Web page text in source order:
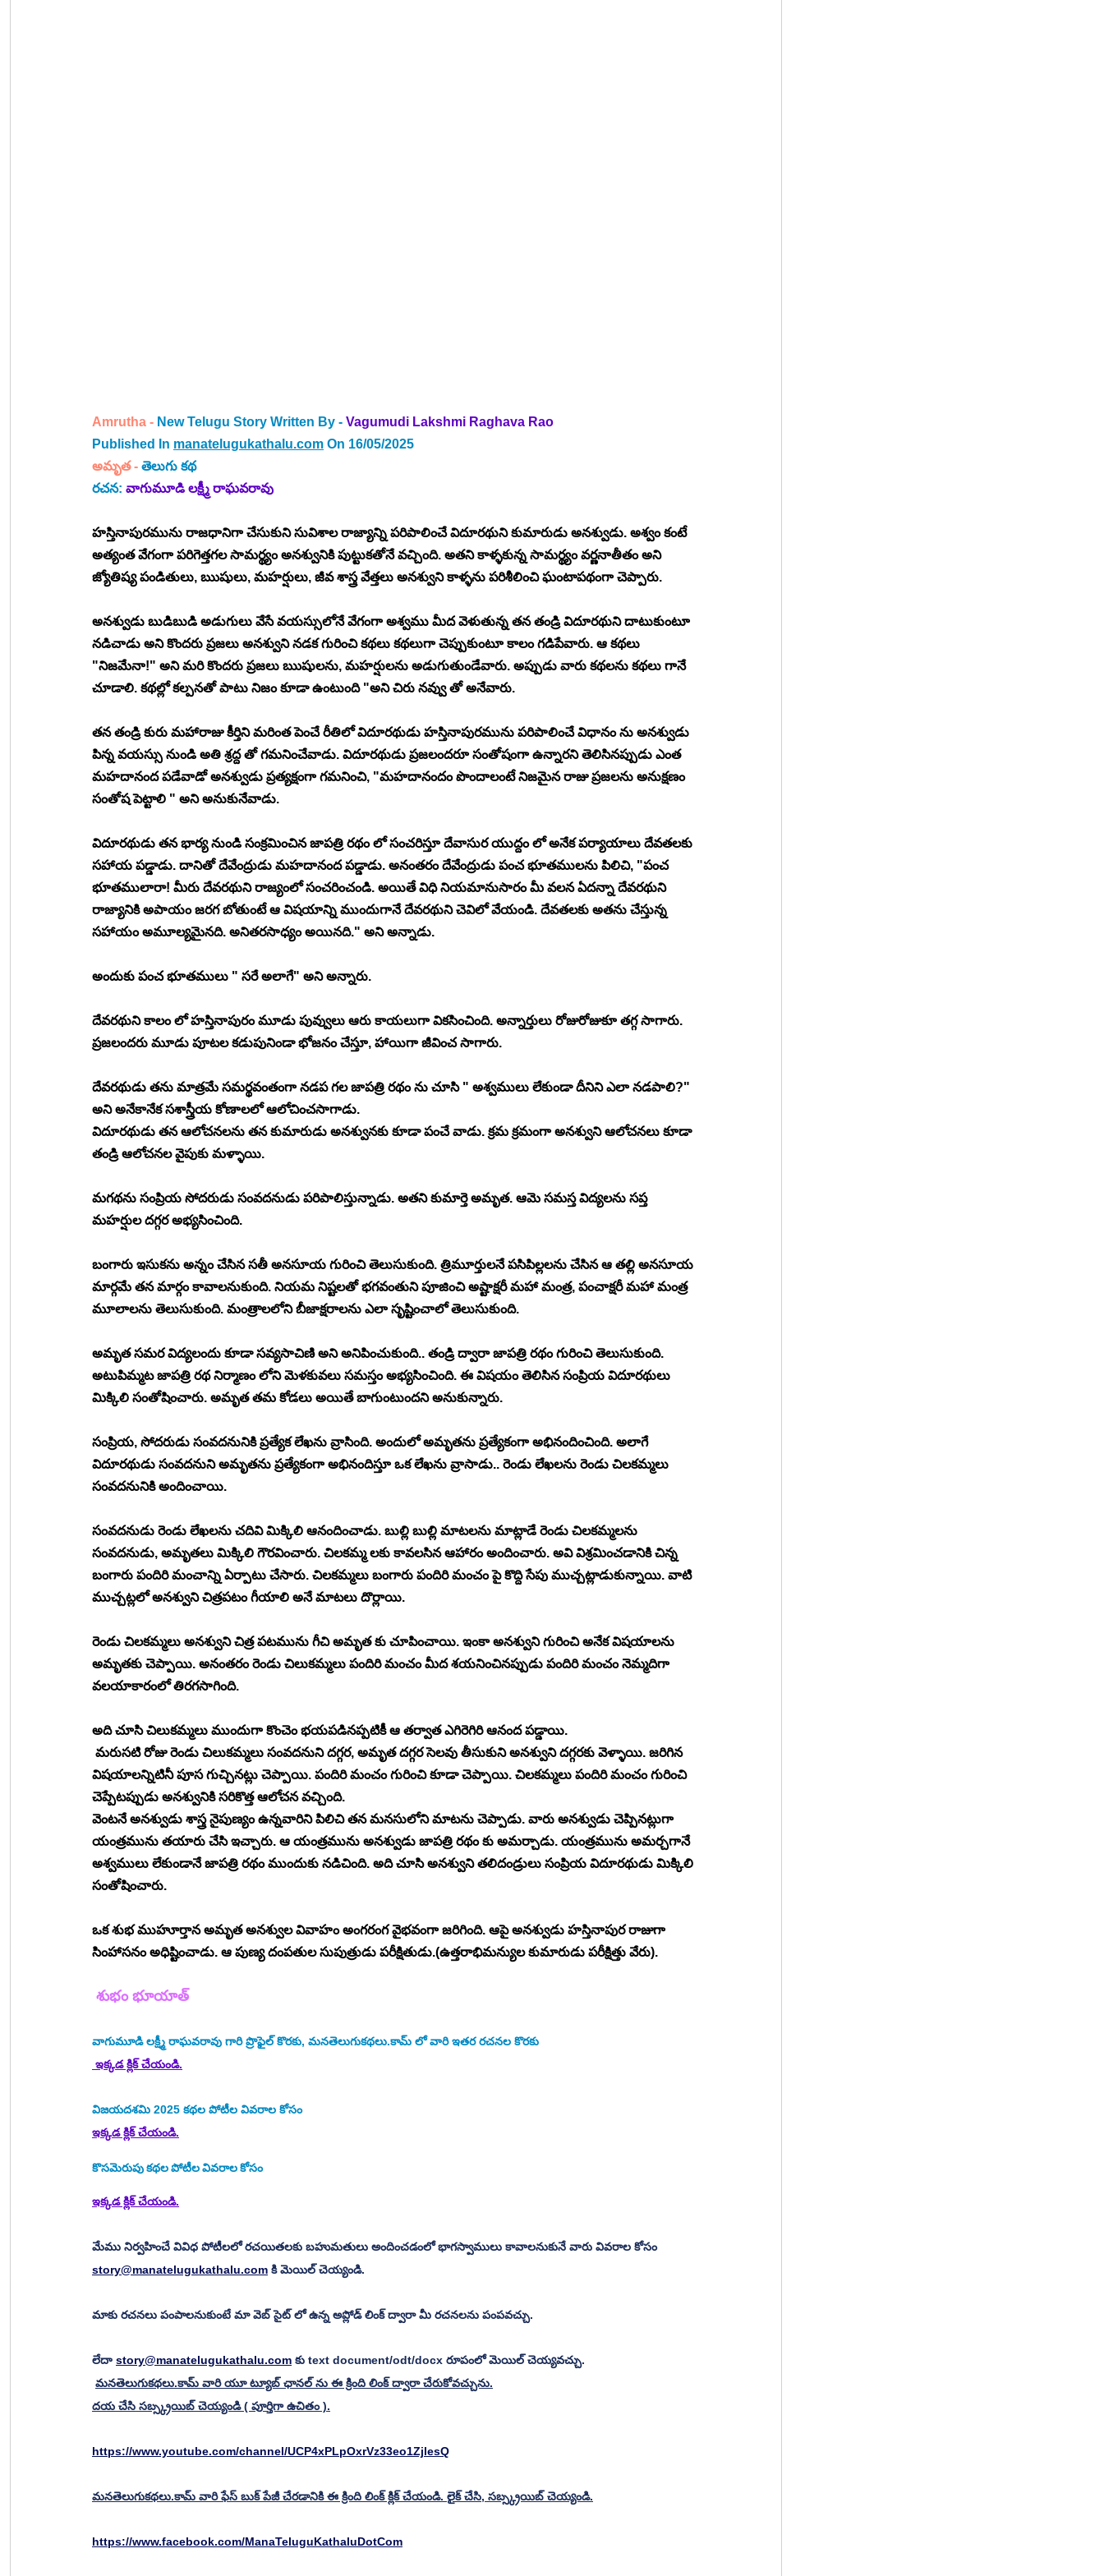
Amrutha - New Telugu Story Written By - Vagumudi Lakshmi Raghava Rao
Published In manatelugukathalu.com On 16/05/2025
అమృత - తెలుగు కథ
రచన: వాగుమూడి లక్ష్మీ రాఘవరావు
హస్తినాపురమును రాజధానిగా చేసుకుని సువిశాల రాజ్యాన్ని పరిపాలించే విదూరథుని కుమారుడు అనశ్వుడు. అశ్వం కంటే
అత్యంత వేగంగా పరిగెత్తగల సామర్థ్యం అనశ్వునికి పుట్టుకతోనే వచ్చింది. అతని కాళ్ళకున్న సామర్థ్యం వర్ణనాతీతం అని
జ్యోతిష్య పండితులు, ఋషులు, మహర్షులు, జీవ శాస్త్ర వేత్తలు అనశ్వుని కాళ్ళను పరిశీలించి ఘంటాపథంగా చెప్పారు.
అనశ్వుడు బుడిబుడి అడుగులు వేసే వయస్సులోనే వేగంగా అశ్వము మీద వెళుతున్న తన తండ్రి విదూరథుని దాటుకుంటూ
నడిచాడు అని కొందరు ప్రజలు అనశ్వుని నడక గురించి కథలు కథలుగా చెప్పుకుంటూ కాలం గడిపేవారు. ఆ కథలు
"నిజమేనా!" అని మరి కొందరు ప్రజలు ఋషులను, మహర్షులను అడుగుతుండేవారు. అప్పుడు వారు కథలను కథలు గానే
చూడాలి. కథల్లో కల్పనతో పాటు నిజం కూడా ఉంటుంది "అని చిరు నవ్వు తో అనేవారు.
తన తండ్రి కురు మహారాజు కీర్తిని మరింత పెంచే రీతిలో విదూరథుడు హస్తినాపురమును పరిపాలించే విధానం ను అనశ్వుడు
పిన్న వయస్సు నుండి అతి శ్రద్ద తో గమనించేవాడు. విదూరథుడు ప్రజలందరూ సంతోషంగా ఉన్నారని తెలిసినప్పుడు ఎంత
మహదానంద పడేవాడో అనశ్వుడు ప్రత్యక్షంగా గమనించి, "మహదానందం పొందాలంటే నిజమైన రాజు ప్రజలను అనుక్షణం
సంతోష పెట్టాలి " అని అనుకునేవాడు.
విదూరథుడు తన భార్య నుండి సంక్రమించిన జాపత్రి రథం లో సంచరిస్తూ దేవాసుర యుద్దం లో అనేక పర్యాయాలు దేవతలకు
సహాయ పడ్డాడు. దానితో దేవేంద్రుడు మహదానంద పడ్డాడు. అనంతరం దేవేంద్రుడు పంచ భూతములను పిలిచి, "పంచ
భూతములారా! మీరు దేవరథుని రాజ్యంలో సంచరించండి. అయితే విధి నియమానుసారం మీ వలన ఏదన్నా దేవరథుని
రాజ్యానికి అపాయం జరగ బోతుంటే ఆ విషయాన్ని ముందుగానే దేవరథుని చెవిలో వేయండి. దేవతలకు అతను చేస్తున్న
సహాయం అమూల్యమైనది. అనితరసాధ్యం అయినది." అని అన్నాడు.
అందుకు పంచ భూతములు " సరే అలాగే" అని అన్నారు.
దేవరథుని కాలం లో హస్తినాపురం మూడు పువ్వులు ఆరు కాయలుగా వికసించింది. అన్నార్తులు రోజురోజుకూ తగ్గ సాగారు.
ప్రజలందరు మూడు పూటల కడుపునిండా భోజనం చేస్తూ, హాయిగా జీవించ సాగారు.
దేవరథుడు తను మాత్రమే సమర్థవంతంగా నడప గల జాపత్రి రథం ను చూసి " అశ్వములు లేకుండా దీనిని ఎలా నడపాలి?"
అని అనేకానేక సశాస్త్రీయ కోణాలలో ఆలోచించసాగాడు.
విదూరథుడు తన ఆలోచనలను తన కుమారుడు అనశ్వునకు కూడా పంచే వాడు. క్రమ క్రమంగా అనశ్వుని ఆలోచనలు కూడా
తండ్రి ఆలోచనల వైపుకు మళ్ళాయి.
మగథను సంప్రియ సోదరుడు సంవదనుడు పరిపాలిస్తున్నాడు. అతని కుమార్తె అమృత. ఆమె సమస్త విద్యలను సప్త
మహర్షుల దగ్గర అభ్యసించింది.
బంగారు ఇసుకను అన్నం చేసిన సతీ అనసూయ గురించి తెలుసుకుంది. త్రిమూర్తులనే పసిపిల్లలను చేసిన ఆ తల్లి అనసూయ
మార్గమే తన మార్గం కావాలనుకుంది. నియమ నిష్టలతో భగవంతుని పూజించి అష్టాక్షరీ మహా మంత్ర, పంచాక్షరీ మహా మంత్ర
మూలాలను తెలుసుకుంది. మంత్రాలలోని బీజాక్షరాలను ఎలా సృష్టించాలో తెలుసుకుంది.
అమృత సమర విద్యలందు కూడా సవ్యసాచిణి అని అనిపించుకుంది.. తండ్రి ద్వారా జాపత్రి రథం గురించి తెలుసుకుంది.
అటుపిమ్మట జాపత్రి రథ నిర్మాణం లోని మెళకువలు సమస్తం అభ్యసించింది. ఈ విషయం తెలిసిన సంప్రియ విదూరథులు
మిక్కిలి సంతోషించారు. అమృత తమ కోడలు అయితే బాగుంటుందని అనుకున్నారు.
సంప్రియ, సోదరుడు సంవదనునికి ప్రత్యేక లేఖను వ్రాసింది. అందులో అమృతను ప్రత్యేకంగా అభినందించింది. అలాగే
విదూరథుడు సంవదనుని అమృతను ప్రత్యేకంగా అభినందిస్తూ ఒక లేఖను వ్రాసాడు.. రెండు లేఖలను రెండు చిలకమ్మలు
సంవదనునికి అందించాయి.
సంవదనుడు రెండు లేఖలను చదివి మిక్కిలి ఆనందించాడు. బుల్లి బుల్లి మాటలను మాట్లాడే రెండు చిలకమ్మలను
సంవదనుడు, అమృతలు మిక్కిలి గౌరవించారు. చిలకమ్మ లకు కావలసిన ఆహారం అందించారు. అవి విశ్రమించడానికి చిన్న
బంగారు పందిరి మంచాన్ని ఏర్పాటు చేసారు. చిలకమ్మలు బంగారు పందిరి మంచం పై కొద్ది సేపు ముచ్చట్లాడుకున్నాయి. వాటి
ముచ్చట్లలో అనశ్వుని చిత్రపటం గీయాలి అనే మాటలు దొర్లాయి.
రెండు చిలకమ్మలు అనశ్వుని చిత్ర పటమును గీచి అమృత కు చూపించాయి. ఇంకా అనశ్వుని గురించి అనేక విషయాలను
అమృతకు చెప్పాయి. అనంతరం రెండు చిలుకమ్మలు పందిరి మంచం మీద శయనించినప్పుడు పందిరి మంచం నెమ్మదిగా
వలయాకారంలో తిరగసాగింది.
అది చూసి చిలుకమ్మలు ముందుగా కొంచెం భయపడినప్పటికీ ఆ తర్వాత ఎగిరెగిరి ఆనంద పడ్డాయి.
మరుసటి రోజు రెండు చిలుకమ్మలు సంవదనుని దగ్గర, అమృత దగ్గర సెలవు తీసుకుని అనశ్వుని దగ్గరకు వెళ్ళాయి. జరిగిన
విషయాలన్నిటినీ పూస గుచ్చినట్లు చెప్పాయి. పందిరి మంచం గురించి కూడా చెప్పాయి. చిలకమ్మలు పందిరి మంచం గురించి
చెప్పేటప్పుడు అనశ్వునికి సరికొత్త ఆలోచన వచ్చింది.
వెంటనే అనశ్వుడు శాస్త్ర నైపుణ్యం ఉన్నవారిని పిలిచి తన మనసులోని మాటను చెప్పాడు. వారు అనశ్వుడు చెప్పినట్లుగా
యంత్రమును తయారు చేసి ఇచ్చారు. ఆ యంత్రమును అనశ్వుడు జాపత్రి రథం కు అమర్చాడు. యంత్రమును అమర్చగానే
అశ్వములు లేకుండానే జాపత్రి రథం ముందుకు నడిచింది. అది చూసి అనశ్వుని తలిదండ్రులు సంప్రియ విదూరథుడు మిక్కిలి
సంతోషించారు.
ఒక శుభ ముహూర్తాన అమృత అనశ్వుల వివాహం అంగరంగ వైభవంగా జరిగింది. ఆపై అనశ్వుడు హస్తినాపుర రాజుగా
సింహాసనం అధిష్టించాడు. ఆ పుణ్య దంపతుల సుపుత్రుడు పరీక్షితుడు.(ఉత్తరాభిమన్యుల కుమారుడు పరీక్షిత్తు వేరు).
శుభం భూయాత్
వాగుమూడి లక్ష్మీ రాఘవరావు గారి ప్రొఫైల్ కొరకు, మనతెలుగుకథలు.కామ్ లో వారి ఇతర రచనల కొరకు
ఇక్కడ క్లిక్ చేయండి.
విజయదశమి 2025 కథల పోటీల వివరాల కోసం
ఇక్కడ క్లిక్ చేయండి.
కొసమెరుపు కథల పోటీల వివరాల కోసం
ఇక్కడ క్లిక్ చేయండి.
మేము నిర్వహించే వివిధ పోటీలలో రచయితలకు బహుమతులు అందించడంలో భాగస్వాములు కావాలనుకునే వారు వివరాల కోసం
story@manatelugukathalu.com కి మెయిల్ చెయ్యండి.
మాకు రచనలు పంపాలనుకుంటే మా వెబ్ సైట్ లో ఉన్న అప్లోడ్ లింక్ ద్వారా మీ రచనలను పంపవచ్చు.
లేదా story@manatelugukathalu.com కు text document/odt/docx రూపంలో మెయిల్ చెయ్యవచ్చు.
మనతెలుగుకథలు.కామ్ వారి యూ ట్యూబ్ ఛానల్ ను ఈ క్రింది లింక్ ద్వారా చేరుకోవచ్చును.
దయ చేసి సబ్స్క్రయిబ్ చెయ్యండి ( పూర్తిగా ఉచితం ).
https://www.youtube.com/channel/UCP4xPLpOxrVz33eo1ZjlesQ
మనతెలుగుకథలు.కామ్ వారి ఫేస్ బుక్ పేజీ చేరడానికి ఈ క్రింది లింక్ క్లిక్ చేయండి. లైక్ చేసి, సబ్స్క్రయిబ్ చెయ్యండి.
https://www.facebook.com/ManaTeluguKathaluDotCom